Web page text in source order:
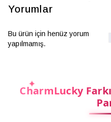
Yorumlar
Bu ürün için henüz yorum
yapılmamış.
CharmLucky